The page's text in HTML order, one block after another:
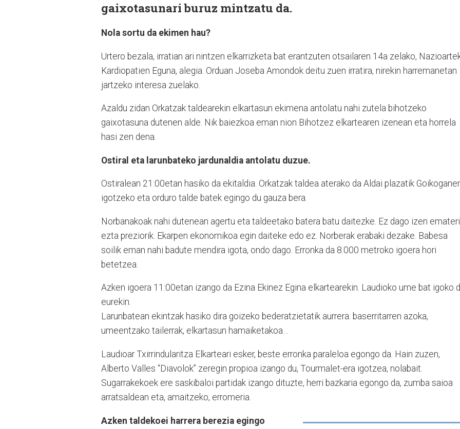
gaixotasunari buruz mintzatu da.
Nola sortu da ekimen hau?
Urtero bezala, irratian ari nintzen elkarrizketa bat erantzuten otsailaren 14a zelako,
Kardiopatien Eguna, alegia. Orduan Joseba Amondok deitu zuen irratira, nirekin harremanetan
jartzeko interesa zuelako.
Azaldu zidan Orkatzak taldearekin elkartasun ekimena antolatu nahi zutela bihotzeko
gaixotasuna dutenen alde. Nik baiezkoa eman nion Bihotzez elkartearen izenean eta horrela
hasi zen dena.
Ostiral eta larunbateko jardunaldia antolatu duzue.
Ostiralean 21:00etan hasiko da ekitaldia. Orkatzak taldea aterako da Aldai plazatik
igotzeko eta orduro talde batek egingo du gauza bera.
Norbanakoak nahi dutenean agertu eta taldeetako batera batu daitezke. Ez dago izen
ezta preziorik. Ekarpen ekonomikoa egin daiteke edo ez. Norberak erabaki dezake. Babesa
soilik eman nahi badute mendira igota, ondo dago. Erronka da 8.000 metroko igoera hori
betetzea.
Azken igoera 11:00etan izango da Ezina Ekinez Egina elkartearekin. Laudioko ume bat igoko
eurekin.
Larunbatean ekintzak hasiko dira goizeko bederatzietatik aurrera: baserritarren azoka,
umeentzako tailerrak, elkartasun hamaiketakoa…
Laudioar Txirrindularitza Elkarteari esker, beste erronka paraleloa egongo da. Hain zuzen,
Alberto Valles “Diavolok” zeregin propioa izango du, Tourmalet-era igotzea, nolabait.
Sugarrakekoek ere saskibaloi partidak izango dituzte, herri bazkaria egongo da, zumba saioa
arratsaldean eta, amaitzeko, erromeria.
Azken taldekoei harrera berezia egingo